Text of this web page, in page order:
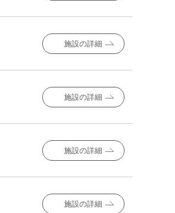
施設の詳細
施設の詳細
施設の詳細
施設の詳細